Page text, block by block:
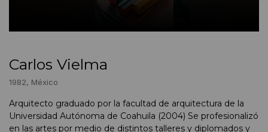
Carlos Vielma
1982, México
Arquitecto graduado por la facultad de arquitectura de la
Universidad Autónoma de Coahuila (2004) Se profesionalizó
en las artes por medio de distintos talleres y diplomados y